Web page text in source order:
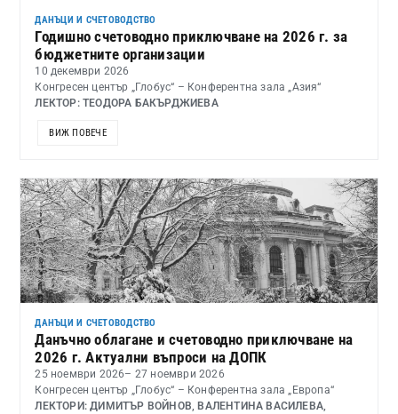
ДАНЪЦИ И СЧЕТОВОДСТВО
Годишно счетоводно приключване на 2026 г. за
бюджетните организации
10 декември 2026
Конгресен център „Глобус“ – Конферентна зала „Азия“
ЛЕКТОР: ТЕОДОРА БАКЪРДЖИЕВА
ВИЖ ПОВЕЧЕ
ДАНЪЦИ И СЧЕТОВОДСТВО
Данъчно облагане и счетоводно приключване на
2026 г. Актуални въпроси на ДОПК
25 ноември 2026– 27 ноември 2026
Конгресен център „Глобус“ – Конферентна зала „Европа“
ЛЕКТОРИ: ДИМИТЪР ВОЙНОВ, ВАЛЕНТИНА ВАСИЛЕВА,